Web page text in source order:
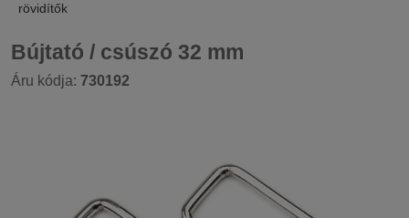
rövidítők
Bújtató / csúszó 32 mm
Áru kódja: 730192